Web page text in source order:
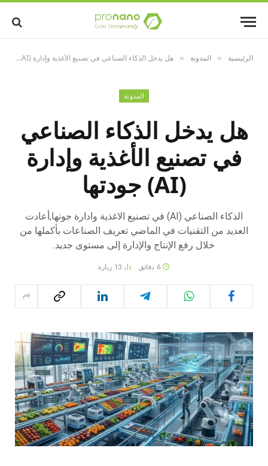
الرئيسية » المدونة » هل يدخل الذكاء الصناعي في تصنيع الأغذية وإدارة (AI) جودتها
المدونة
هل يدخل الذكاء الصناعي
في تصنيع الأغذية وإدارة
(AI) جودتها
الذكاء الصناعي (AI) في تصنيع الاغذية وادارة جوتها,أعادت
العديد من التقنيات في الماضي تعريف الصناعات بأكملها من
خلال رفع الإنتاج والإدارة إلى مستوى جديد.
6 دقائق 13 زيارة